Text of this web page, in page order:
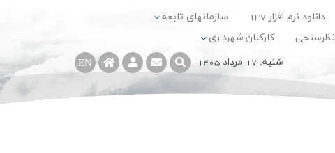
دانلود نرم افزار 137
سازمانهای تابعه
نظرسنجی کارکنان شهرداری
EN شنبه, 17 مرداد 1405